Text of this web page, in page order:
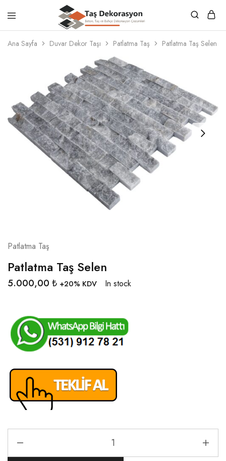
Taş
Dekorasyon
Beton,
Taş
Çözümleri
Ana Sayfa Duvar Dekor Taşı Patlatma Taş Patlatma Taş Selen
Patlatma Taş
Patlatma Taş Selen
5.000,00 ₺ +20% KDV In stock